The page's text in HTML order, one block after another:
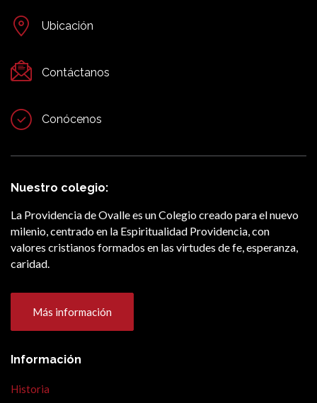
Ubicación
Contáctanos
Conócenos
Nuestro colegio:
La Providencia de Ovalle es un Colegio creado para el nuevo
milenio, centrado en la Espiritualidad Providencia, con
valores cristianos formados en las virtudes de fe, esperanza,
caridad.
Más información
Información
Historia